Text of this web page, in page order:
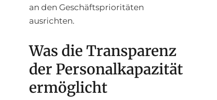
an den Geschäftsprioritäten
ausrichten.
Was die Transparenz
der Personalkapazität
ermöglicht